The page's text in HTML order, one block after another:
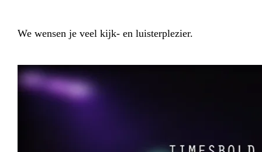
We wensen je veel kijk- en luisterplezier.